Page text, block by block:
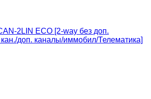
2LIN ECO [2-way без доп.
доп. каналы/иммобил/Телематика]